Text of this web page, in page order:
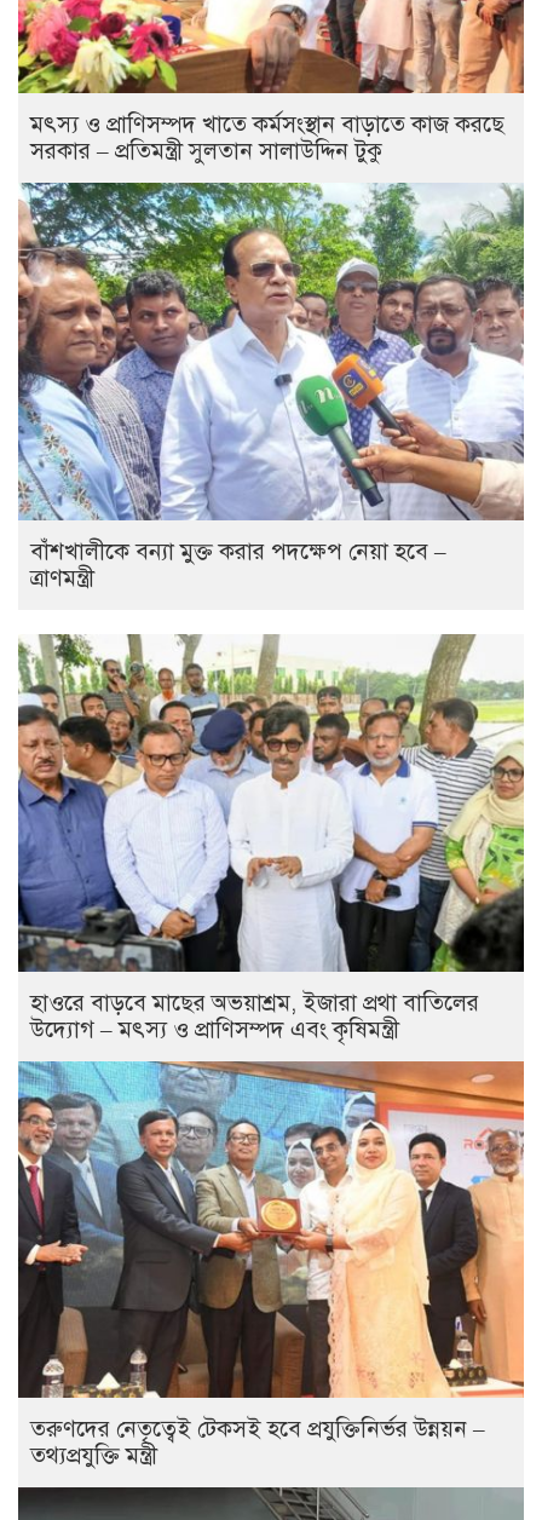
মৎস্য ও প্রাণিসম্পদ খাতে কর্মসংস্থান বাড়াতে কাজ করছে
সরকার – প্রতিমন্ত্রী সুলতান সালাউদ্দিন টুকু
বাঁশখালীকে বন্যা মুক্ত করার পদক্ষেপ নেয়া হবে –
ত্রাণমন্ত্রী
হাওরে বাড়বে মাছের অভয়াশ্রম, ইজারা প্রথা বাতিলের
উদ্যোগ – মৎস্য ও প্রাণিসম্পদ এবং কৃষিমন্ত্রী
তরুণদের নেতৃত্বেই টেকসই হবে প্রযুক্তিনির্ভর উন্নয়ন –
তথ্যপ্রযুক্তি মন্ত্রী